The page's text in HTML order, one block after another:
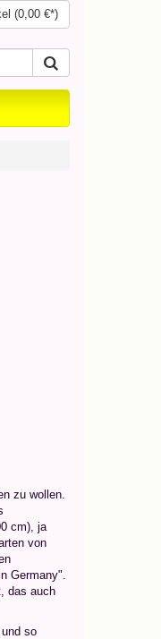
(0,00 €*)
zu wollen.
cm), ja
von
Germany".
das auch
so